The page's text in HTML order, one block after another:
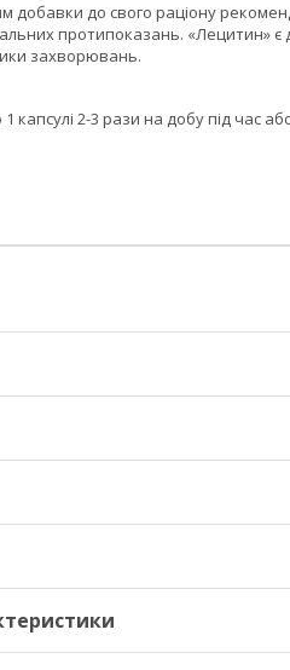
добавки до свого раціону
протипоказань. «Лецитин»
захворювань.
капсулі 2-3 рази на добу під час